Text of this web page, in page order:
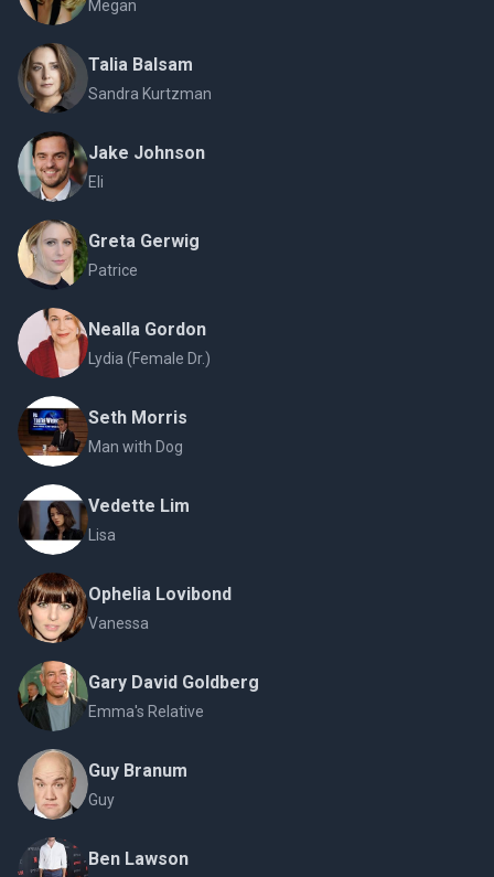
Megan
Talia Balsam
Sandra Kurtzman
Jake Johnson
Eli
Greta Gerwig
Patrice
Nealla Gordon
Lydia (Female Dr.)
Seth Morris
Man with Dog
Vedette Lim
Lisa
Ophelia Lovibond
Vanessa
Gary David Goldberg
Emma's Relative
Guy Branum
Guy
Ben Lawson